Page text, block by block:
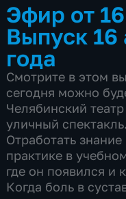
Эфир от
Выпуск 16
года
Смотрите в этом
сегодня можно
Челябинский
уличный
Отработать
практике в
где он появился и
Когда боль в